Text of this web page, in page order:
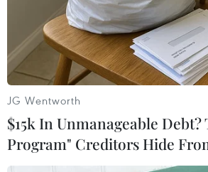
#Tỷ giá #Đồng USD #Nhân dân tệ
JG Wentworth
$15k In Unmanageable Debt?
Program" Creditors Hide